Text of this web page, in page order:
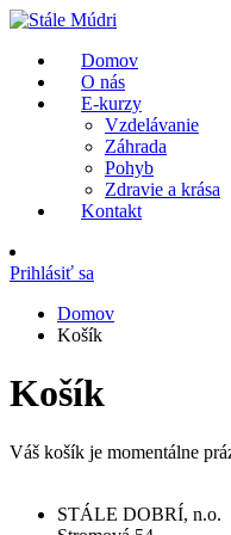
Domov
O nás
E-kurzy
Vzdelávanie
Záhrada
Pohyb
Zdravie a krása
Kontakt
Prihlásiť sa
Domov
Košík
Košík
Váš košík je momentálne
STÁLE DOBRÍ, n.o.